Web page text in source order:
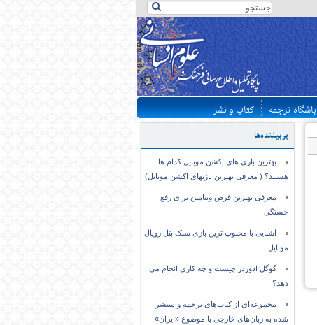
باشگاه ترجمه کتاب و نشر
پربیننده‌ها
بهترین بازی های اکشن موبایل کدام ها
هستند؟ ( معرفی بهترین بازیهای اکشن موبایل)
معرفی بهترین قرص ویتامین برای رفع
خستگی
آشنایی با محبوب ترین بازی سبک بتل رویال
موبایل
گوگل ادوردز چیست و چه کاری انجام می
دهد؟
مجموعه‌ای از کتاب‌های ترجمه و منتشر
شده به زبان‌های خارجی با موضوع «ایران»